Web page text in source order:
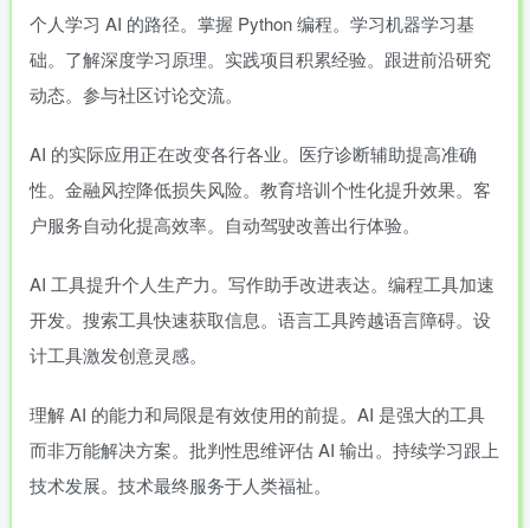
个人学习 AI 的路径。掌握 Python 编程。学习机器学习基
础。了解深度学习原理。实践项目积累经验。跟进前沿研究
动态。参与社区讨论交流。
AI 的实际应用正在改变各行各业。医疗诊断辅助提高准确
性。金融风控降低损失风险。教育培训个性化提升效果。客
户服务自动化提高效率。自动驾驶改善出行体验。
AI 工具提升个人生产力。写作助手改进表达。编程工具加速
开发。搜索工具快速获取信息。语言工具跨越语言障碍。设
计工具激发创意灵感。
理解 AI 的能力和局限是有效使用的前提。AI 是强大的工具
而非万能解决方案。批判性思维评估 AI 输出。持续学习跟上
技术发展。技术最终服务于人类福祉。